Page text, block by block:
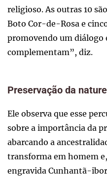
religioso. As outras 10
Boto Cor-de-Rosa e
promovendo um diálogo
complementam”, diz.
Preservação da
Ele observa que esse
sobre a importância da
abarcando a
transforma em homem
engravida Cunhantã-